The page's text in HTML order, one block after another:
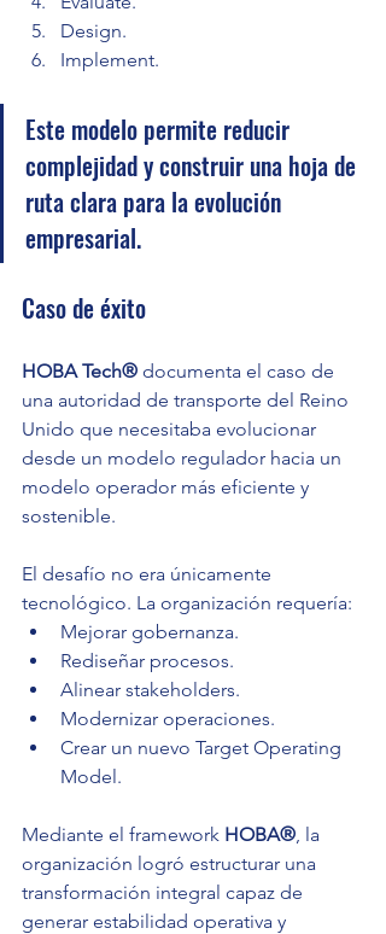
Design.
Implement.
Este modelo permite reducir
complejidad y construir una hoja de
ruta clara para la evolución
empresarial.
Caso de éxito
HOBA Tech® documenta el caso de
una autoridad de transporte del Reino
Unido que necesitaba evolucionar
desde un modelo regulador hacia un
modelo operador más eficiente y
sostenible.
El desafío no era únicamente
tecnológico. La organización requería:
Mejorar gobernanza.
Rediseñar procesos.
Alinear stakeholders.
Modernizar operaciones.
Crear un nuevo Target Operating
Model.
Mediante el framework HOBA®, la
organización logró estructurar una
transformación integral capaz de
generar estabilidad operativa y